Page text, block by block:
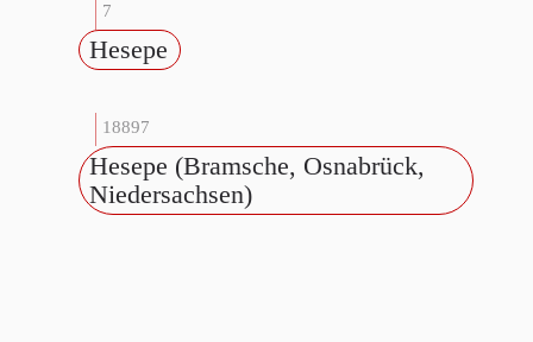
7
Hesepe
18897
Hesepe (Bramsche, Osnabrück,
Niedersachsen)